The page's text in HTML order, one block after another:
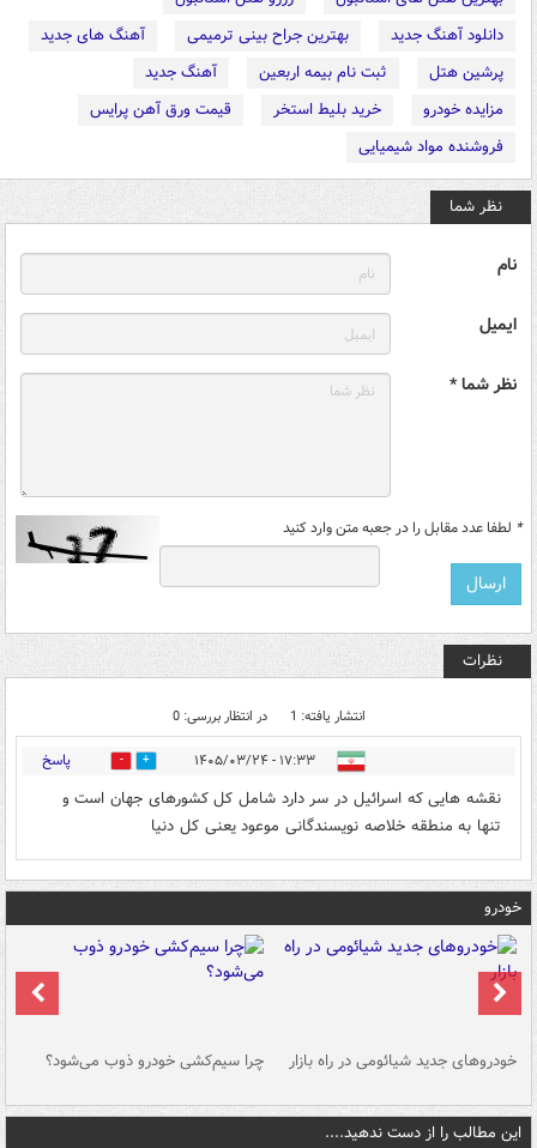
دانلود آهنگ جدید
بهترین جراح بینی ترمیمی
آهنگ های جدید
پرشین هتل
ثبت نام بیمه اربعین
آهنگ جدید
مزایده خودرو
خرید بلیط استخر
قیمت ورق آهن پرایس
فروشنده مواد شیمیایی
نظر شما
نام
ایمیل
نظر شما *
* لطفا عدد مقابل را در جعبه متن وارد کنید
نظرات
انتشار یافته: 1 در انتظار بررسی: 0
۱۷:۳۳ - ۱۴۰۵/۰۳/۲۴ 0 پاسخ
نقشه هایی که اسرائیل در سر دارد شامل کل کشورهای جهان است و
تنها به منطقه خلاصه نویسندگانی موعود یعنی کل دنیا
خودرو
خودروهای جدید شیائومی در راه بازار چرا سیم‌کشی خودرو ذوب می‌شود؟
این مطالب را از دست ندهید....